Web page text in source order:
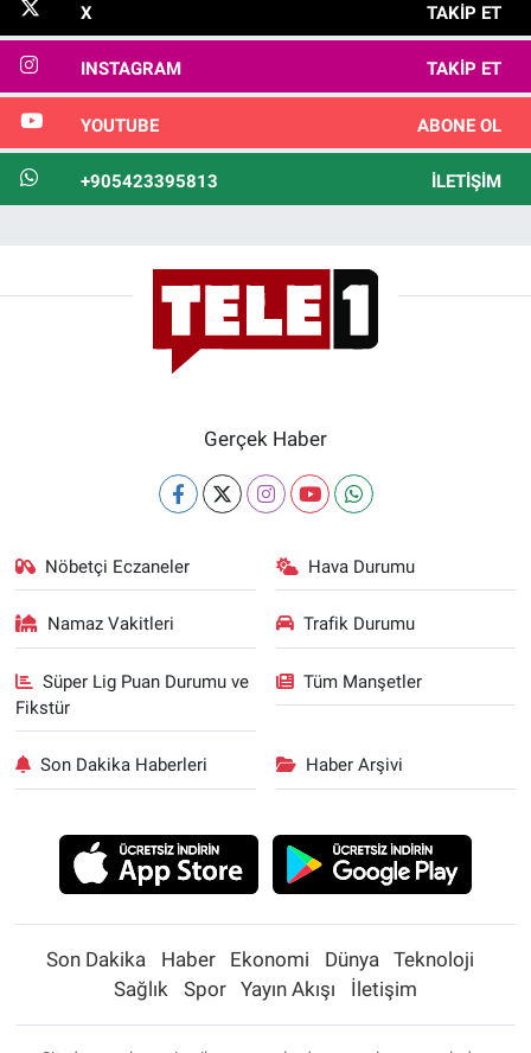
X TAKIP ET
INSTAGRAM TAKIP ET
YOUTUBE ABONE OL
+905423395813 İLETIŞIM
Gerçek Haber
Nöbetçi Eczaneler Hava Durumu
Namaz Vakitleri Trafik Durumu
Süper Lig Puan Durumu ve
Fikstür
Tüm Manşetler
Son Dakika Haberleri Haber Arşivi
Son Dakika Haber Ekonomi Dünya
Teknoloji
Sağlık
Spor Yayın Akışı İletişim